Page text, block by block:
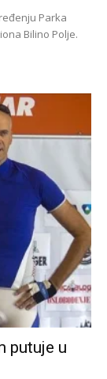
Parka
Bilino Polje.
putuje u